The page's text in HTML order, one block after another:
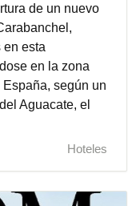
de un nuevo
en esta
en la zona
según un
Aguacate, el
Hoteles